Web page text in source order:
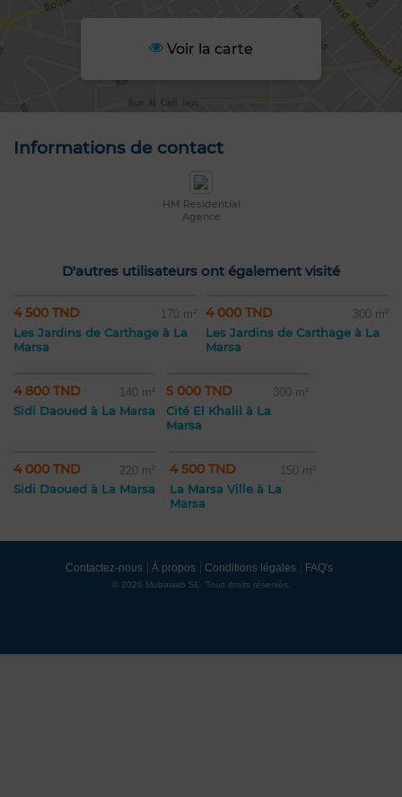
Voir la carte
Informations de contact
HM Residential
Agence
D'autres utilisateurs ont également visité
4 500 TND 170 m²
Les Jardins de Carthage à La
Marsa
4 000 TND 300 m²
Les Jardins de Carthage à La
Marsa
4 800 TND 140 m²
Sidi Daoued à La Marsa
5 000 TND 300 m²
Cité El Khalil à La
Marsa
4 000 TND 220 m²
Sidi Daoued à La Marsa
4 500 TND 150 m²
La Marsa Ville à La
Marsa
Contactez-nous À propos Conditions légales FAQ's
© 2026 Mubawab SL. Tous droits réservés.